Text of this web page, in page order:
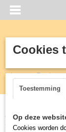
Inloggen
Home >Horeca>
Cookies
Toestemming
Op deze
Cookies worden